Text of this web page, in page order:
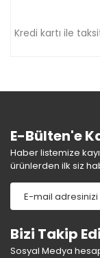
Kredi kartı ile
E-Bülten'e
Haber listemize
ürünlerden ilk siz
Bizi Takip
Sosyal Medya